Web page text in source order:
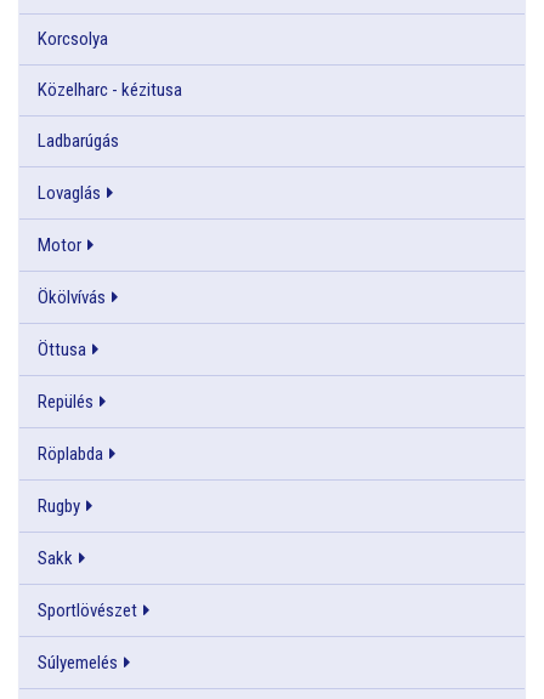
Korcsolya
Közelharc - kézitusa
Ladbarúgás
Lovaglás
Motor
Ökölvívás
Öttusa
Repülés
Röplabda
Rugby
Sakk
Sportlövészet
Súlyemelés